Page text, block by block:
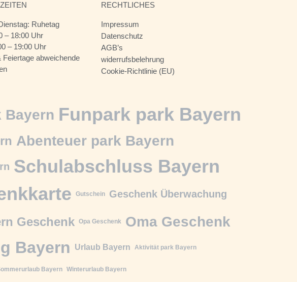
Ruhetag
– 18:00 Uhr
– 19:00 Uhr
Feiertage abweichende
RECHTLICHES
Impressum
Datenschutz
AGB’s
widerrufsbelehrung
Cookie-Richtlinie (EU)
Bayern Funpark park Bayern
Abenteuer park Bayern
Schulabschluss Bayern
Gutschein Geschenk Überwachung
Geschenk Opa Geschenk Oma Geschenk
Bayern Urlaub Bayern Aktivität park Bayern
Bayern Winterurlaub Bayern